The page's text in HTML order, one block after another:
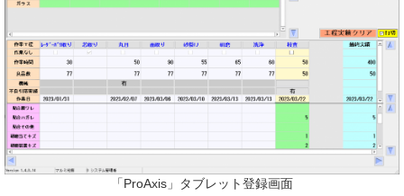
「ProAxis」タブレット登録画面